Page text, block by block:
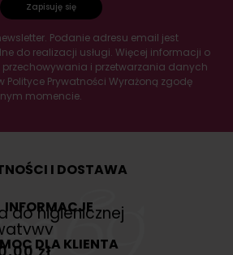
Zapisuję się
Podanie adresu email jest
do realizacji usługi. Więcej informacji o
i przetwarzania danych
Polityce Prywatności Wyrażoną zgodę
momencie.
I DOSTAWA
INFORMACJE
DLA KLIENTA